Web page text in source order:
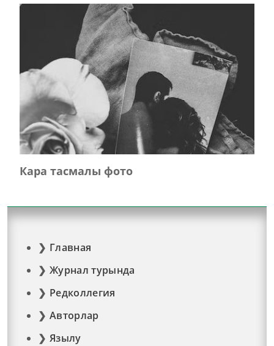
Кара тасмалы фото
Главная
Журнал турында
Редколлегия
Авторлар
Язылу